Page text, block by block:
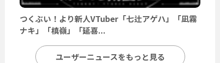
つくぶい！より新人VTuber「七辻アゲハ」「凪霧
ナキ」「槙嶺」「延喜...
ユーザーニュースをもっと見る